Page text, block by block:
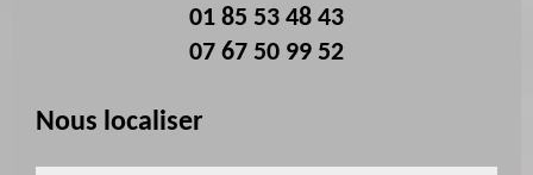
01 85 53 48 43
07 67 50 99 52
Nous localiser